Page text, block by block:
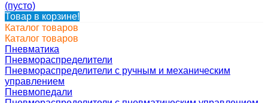
(пусто)
Товар в корзине!
Каталог товаров
Каталог товаров
Пневматика
Пневмораспределители
Пневмораспределители с ручным и механическим
управлением
Пневмопедали